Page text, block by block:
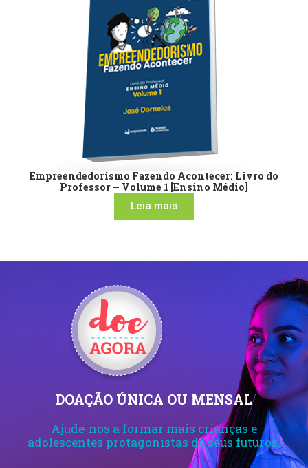
Empreendedorismo Fazendo Acontecer: Livro do
Professor – Volume 1 [Ensino Médio]
Leia mais
DOAÇÃO ÚNICA OU MENSAL
Ajude-nos a formar mais crianças e
adolescentes protagonistas de seus futuros.